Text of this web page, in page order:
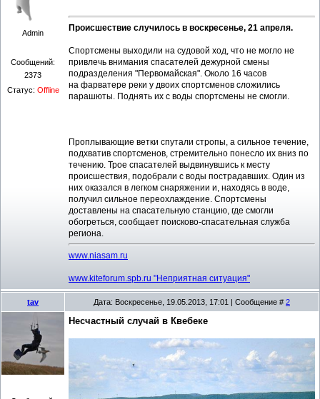
Admin
Сообщений:
2373
Статус: Offline
Происшествие случилось в воскресенье, 21 апреля.
Спортсмены выходили на судовой ход, что не могло не
привлечь внимания спасателей дежурной смены
подразделения "Первомайская". Около 16 часов
на фарватере реки у двоих спортсменов сложились
парашюты. Поднять их с воды спортсмены не смогли.
Проплывающие ветки спутали стропы, а сильное течение,
подхватив спортсменов, стремительно понесло их вниз по
течению. Трое спасателей выдвинувшись к месту
происшествия, подобрали с воды пострадавших. Один из
них оказался в легком снаряжении и, находясь в воде,
получил сильное переохлаждение. Спортсмены
доставлены на спасательную станцию, где смогли
обогреться, сообщает поисково-спасательная служба
региона.
www.niasam.ru
www.kiteforum.spb.ru "Неприятная ситуация"
tav Дата: Воскресенье, 19.05.2013, 17:01 | Сообщение # 2
Несчастный случай в Квебеке